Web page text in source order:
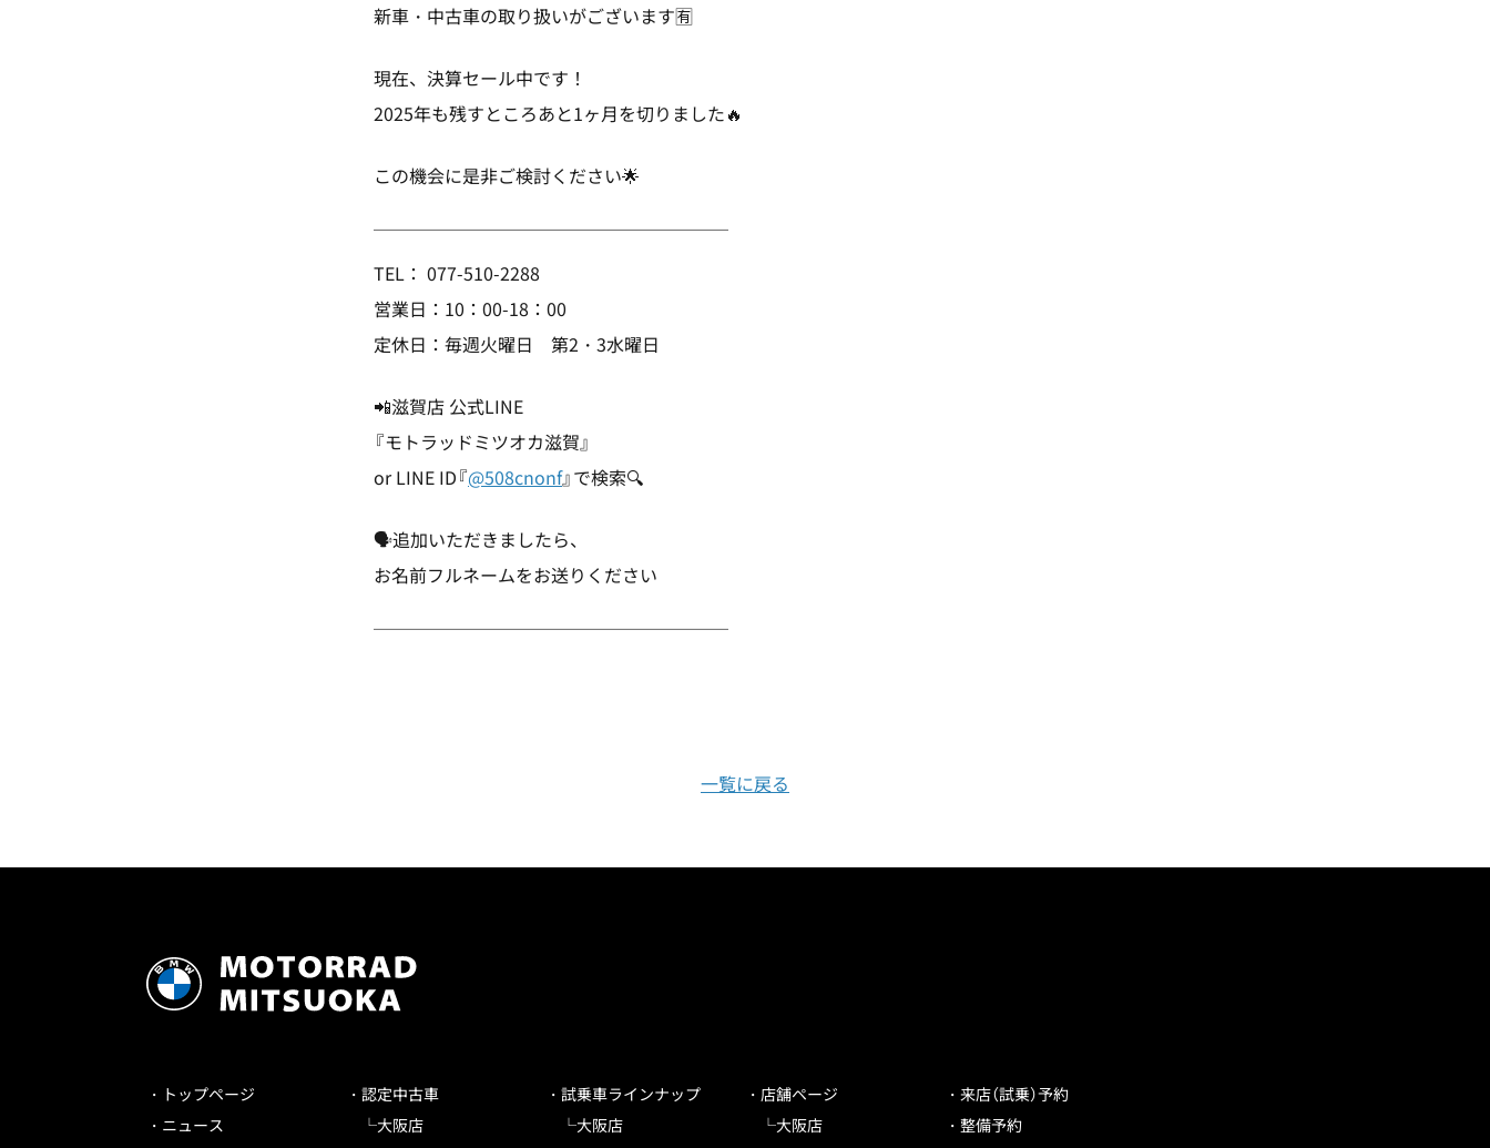
新車・中古車の取り扱いがございます🈶
現在、決算セール中です！
2025年も残すところあと1ヶ月を切りました🔥
この機会に是非ご検討ください︎🌟
￣￣￣￣￣￣￣￣￣￣￣￣￣￣￣￣￣￣￣￣
TEL： 077-510-2288
営業日：10：00-18：00
定休日：毎週火曜日 第2・3水曜日
📲滋賀店 公式LINE
『モトラッドミツオカ滋賀』
or LINE ID『@508cnonf』で検索🔍
🗣️追加いただきましたら、
お名前フルネームをお送りください
￣￣￣￣￣￣￣￣￣￣￣￣￣￣￣￣￣￣￣￣
一覧に戻る
トップページ
ニュース
認定中古車
大阪店
試乗車ラインナップ
大阪店
店舗ページ
大阪店
来店（試乗）予約
整備予約